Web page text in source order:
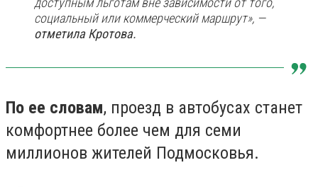
социальный или коммерческий маршрут», —
отметила Кротова.
По ее словам, проезд в автобусах станет
комфортнее более чем для семи
миллионов жителей Подмосковья.